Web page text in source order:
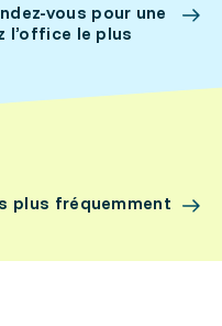
vous pour une
l’office le plus
plus fréquemment